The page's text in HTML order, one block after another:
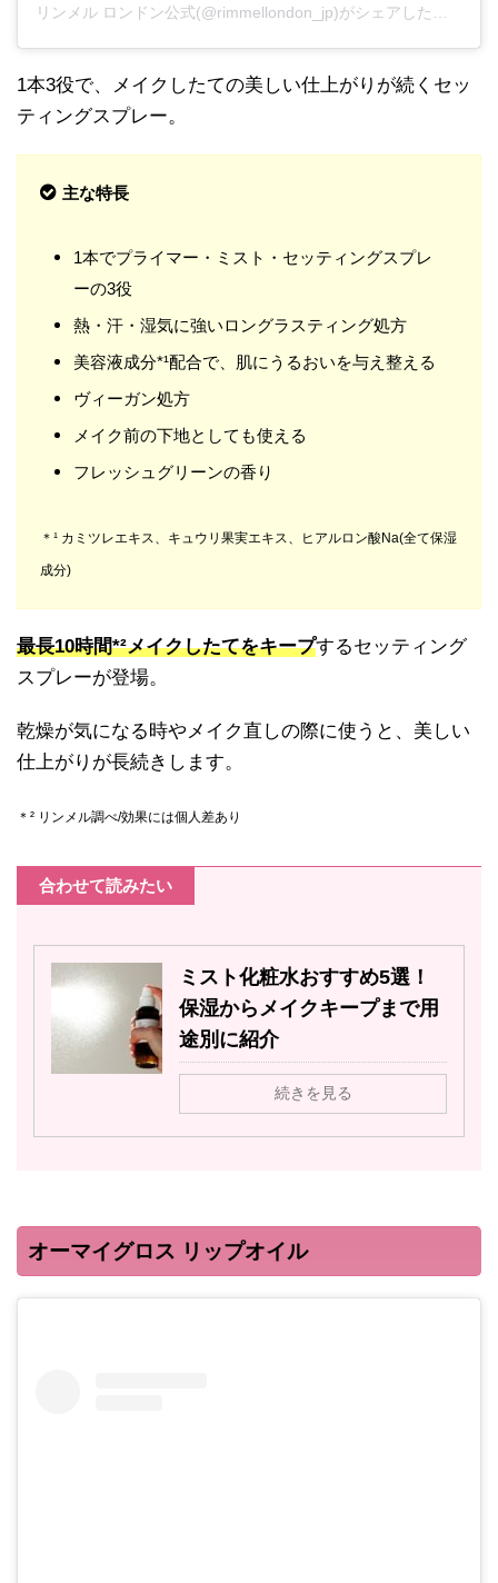
1本3役で、メイクしたての美しい仕上がりが続くセッ
ティングスプレー。
主な特長
1本でプライマー・ミスト・セッティングスプレ
ーの3役
熱・汗・湿気に強いロングラスティング処方
美容液成分*¹配合で、肌にうるおいを与え整える
ヴィーガン処方
メイク前の下地としても使える
フレッシュグリーンの香り
＊¹ カミツレエキス、キュウリ果実エキス、ヒアルロン酸Na(全て保湿
成分)
最長10時間*²メイクしたてをキープするセッティング
スプレーが登場。
乾燥が気になる時やメイク直しの際に使うと、美しい
仕上がりが長続きします。
＊² リンメル調べ/効果には個人差あり
合わせて読みたい
ミスト化粧水おすすめ5選！
保湿からメイクキープまで用
途別に紹介
続きを見る
オーマイグロス リップオイル